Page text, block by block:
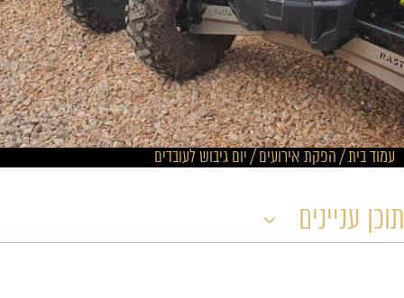
עמוד בית/הפקת אירועים/יום גיבוש לעובדים
תוכן עניינים